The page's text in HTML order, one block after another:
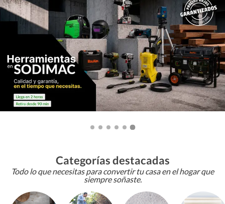
Categorías destacadas
Todo lo que necesitas para convertir tu casa en el hogar que
siempre soñaste.